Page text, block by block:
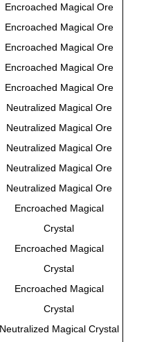
Encroached Magical Ore
Encroached Magical Ore
Encroached Magical Ore
Encroached Magical Ore
Encroached Magical Ore
Neutralized Magical Ore
Neutralized Magical Ore
Neutralized Magical Ore
Neutralized Magical Ore
Neutralized Magical Ore
Encroached Magical
Crystal
Encroached Magical
Crystal
Encroached Magical
Crystal
Neutralized Magical Crystal